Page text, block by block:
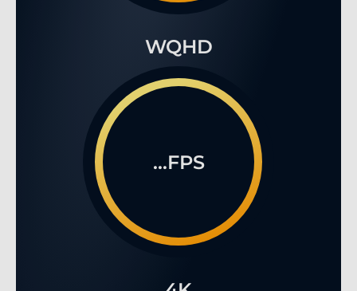
WQHD
...FPS